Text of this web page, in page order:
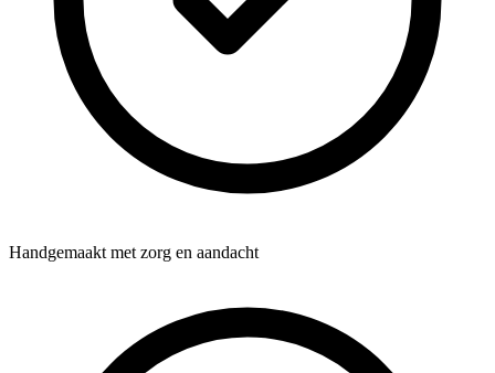
Handgemaakt met zorg en aandacht